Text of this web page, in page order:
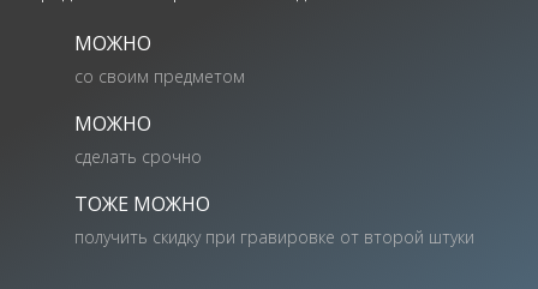
МОЖНО
со своим предметом
МОЖНО
сделать срочно
ТОЖЕ МОЖНО
получить скидку при гравировке от второй штуки